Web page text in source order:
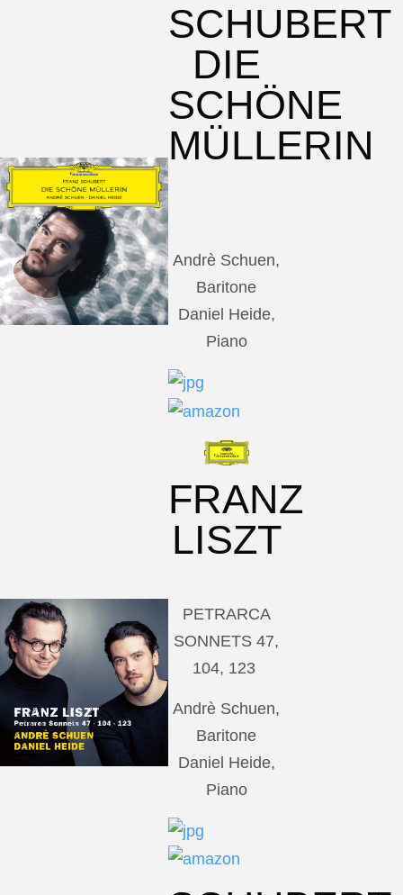
SCHUBERT
DIE
SCHÖNE
MÜLLERIN
Andrè Schuen,
Baritone
Daniel Heide,
Piano
FRANZ
LISZT
PETRARCA
SONNETS 47,
104, 123
Andrè Schuen,
Baritone
Daniel Heide,
Piano